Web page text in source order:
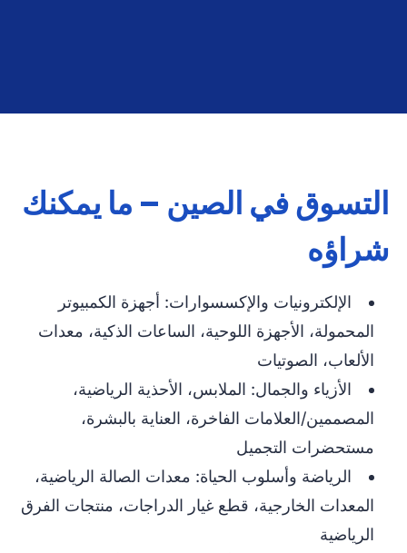
التسوق في الصين – ما يمكنك
شراؤه
الإلكترونيات والإكسسوارات: أجهزة الكمبيوتر
المحمولة، الأجهزة اللوحية، الساعات الذكية، معدات
الألعاب، الصوتيات
الأزياء والجمال: الملابس، الأحذية الرياضية،
المصممين/العلامات الفاخرة، العناية بالبشرة،
مستحضرات التجميل
الرياضة وأسلوب الحياة: معدات الصالة الرياضية،
المعدات الخارجية، قطع غيار الدراجات، منتجات الفرق
الرياضية